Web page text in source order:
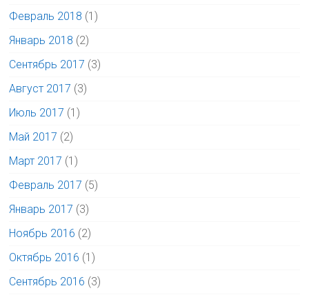
Февраль 2018 (1)
Январь 2018 (2)
Сентябрь 2017 (3)
Август 2017 (3)
Июль 2017 (1)
Май 2017 (2)
Март 2017 (1)
Февраль 2017 (5)
Январь 2017 (3)
Ноябрь 2016 (2)
Октябрь 2016 (1)
Сентябрь 2016 (3)